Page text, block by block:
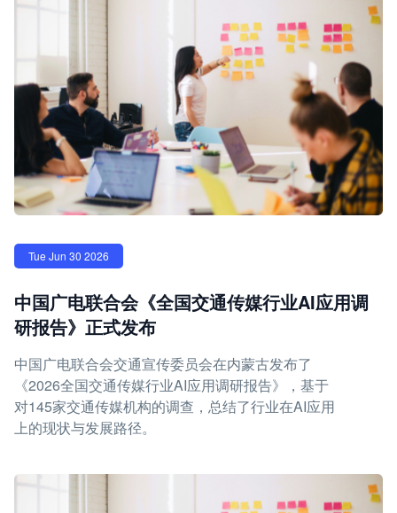
Tue Jun 30 2026
中国广电联合会《全国交通传媒行业AI应用调
研报告》正式发布
中国广电联合会交通宣传委员会在内蒙古发布了
《2026全国交通传媒行业AI应用调研报告》，基于
对145家交通传媒机构的调查，总结了行业在AI应用
上的现状与发展路径。